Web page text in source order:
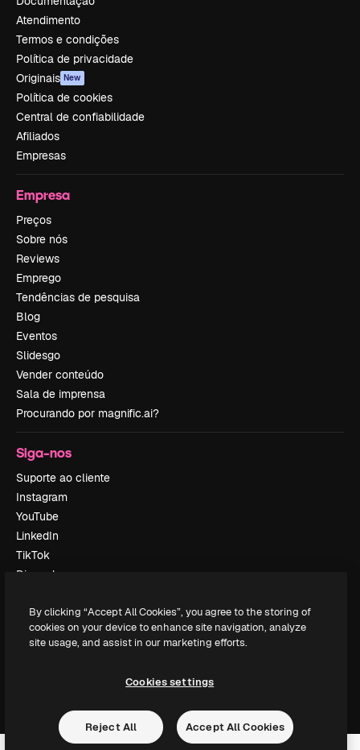
Atendimento
Termos e condições
Política de privacidade
Originais New
Política de cookies
Central de confiabilidade
Afiliados
Empresas
Empresa
Preços
Sobre nós
Reviews
Emprego
Tendências de pesquisa
Blog
Eventos
Slidesgo
Vender conteúdo
Sala de imprensa
Procurando por magnific.ai?
Siga-nos
Suporte ao cliente
Instagram
YouTube
LinkedIn
TikTok
Discord
Reddit
reservados.
By clicking “Accept All Cookies”, you agree to the storing of
cookies on your device to enhance site navigation, analyze
site usage, and assist in our marketing efforts.
Cookies settings
Reject All Accept All Cookies